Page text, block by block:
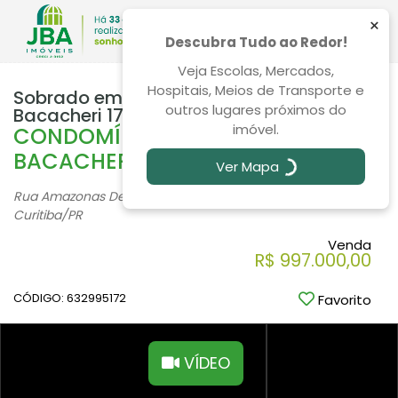
Sobrado em Condomínio 3 Quartos
Bacacheri 179m²
CONDOMÍNIO DE SOBRADOS NO
BACACHERI
Rua Amazonas De Souza Azevedo, 308, Bacacheri -
Curitiba/PR
Venda
R$ 997.000,00
CÓDIGO: 632995172 Favorito
VÍDEO
×
Descubra Tudo ao Redor!
Veja Escolas, Mercados,
Hospitais, Meios de Transporte e
outros lugares próximos do
imóvel.
Ver Mapa